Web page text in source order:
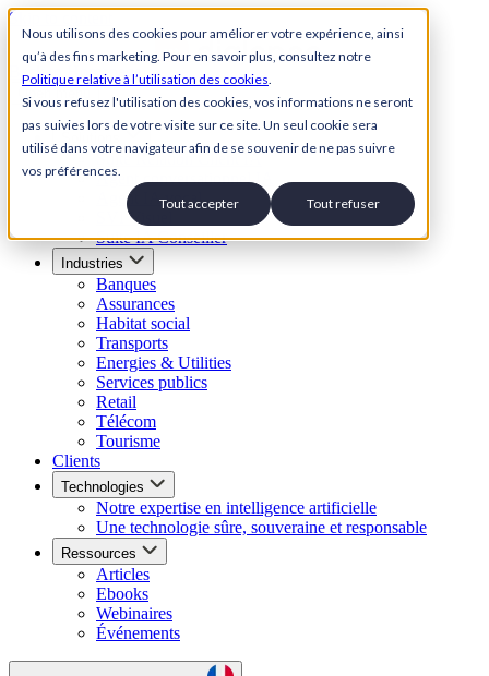
Nous utilisons des cookies pour améliorer votre expérience, ainsi
qu’à des fins marketing. Pour en savoir plus, consultez notre
Politique relative à l’utilisation des cookies.
Si vous refusez l'utilisation des cookies, vos informations ne seront
pas suivies lors de votre visite sur ce site. Un seul cookie sera
utilisé dans votre navigateur afin de se souvenir de ne pas suivre
vos préférences.
Tout accepter Tout refuser
Skip to content
Back to Homepage
Open menu
Suite Relation Client IA
Agent conversationnel IA
Agent IA vocal
SVI Visuel
Suite IA Conseiller
Industries
Banques
Assurances
Habitat social
Transports
Energies & Utilities
Services publics
Retail
Télécom
Tourisme
Clients
Technologies
Notre expertise en intelligence artificielle
Une technologie sûre, souveraine et responsable
Ressources
Articles
Ebooks
Webinaires
Événements